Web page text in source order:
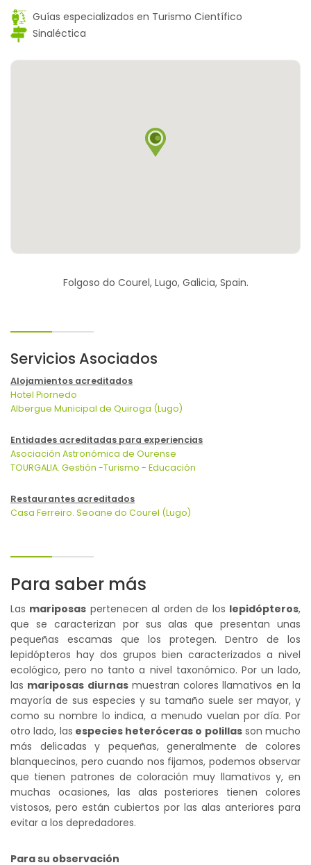
Guías especializados en Turismo Científico
Sinaléctica
Folgoso do Courel, Lugo, Galicia, Spain.
Servicios Asociados
Alojamientos acreditados
Hotel Piornedo
Albergue Municipal de Quiroga (Lugo)
Entidades acreditadas para experiencias
Asociación Astronómica de Ourense
TOURGALIA. Gestión -Turismo - Educación
Restaurantes acreditados
Casa Ferreiro. Seoane do Courel (Lugo)
Para saber más
Las mariposas pertenecen al orden de los lepidópteros,
que se caracterizan por sus alas que presentan unas
pequeñas escamas que los protegen. Dentro de los
lepidópteros hay dos grupos bien caracterizados a nivel
ecológico, pero no tanto a nivel taxonómico. Por un lado,
las mariposas diurnasmuestran colores llamativos en la
mayoría de sus especies y su tamaño suele ser mayor, y
como su nombre lo indica, a menudo vuelan por día. Por
otro lado, las especies heteróceras o polillasson mucho
más delicadas y pequeñas, generalmente de colores
blanquecinos, pero cuando nos fijamos, podemos observar
que tienen patrones de coloración muy llamativos y, en
muchas ocasiones, las alas posteriores tienen colores
vistosos, pero están cubiertos por las alas anteriores para
evitar a los depredadores.
Para su observación